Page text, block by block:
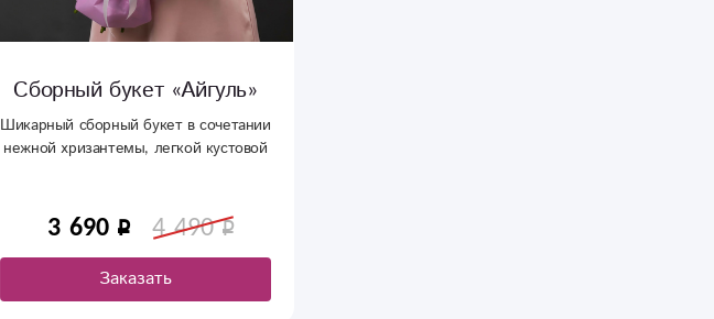
Сборный букет «Айгуль»
Шикарный сборный букет в сочетании
нежной хризантемы, легкой кустовой
близким.Кустовая хризантема - 4
штКустовая роза - 7 штЗелень
Оформление
3 690 4 490
Заказать